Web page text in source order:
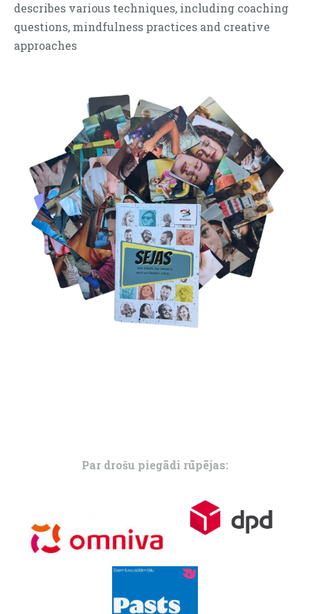
describes various techniques, including coaching
questions, mindfulness practices and creative
approaches
Par drošu piegādi rūpējas: